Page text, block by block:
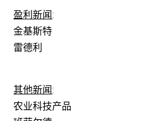
盈利新闻 :
金基斯特
雷德利
其他新闻 :
农业科技产品